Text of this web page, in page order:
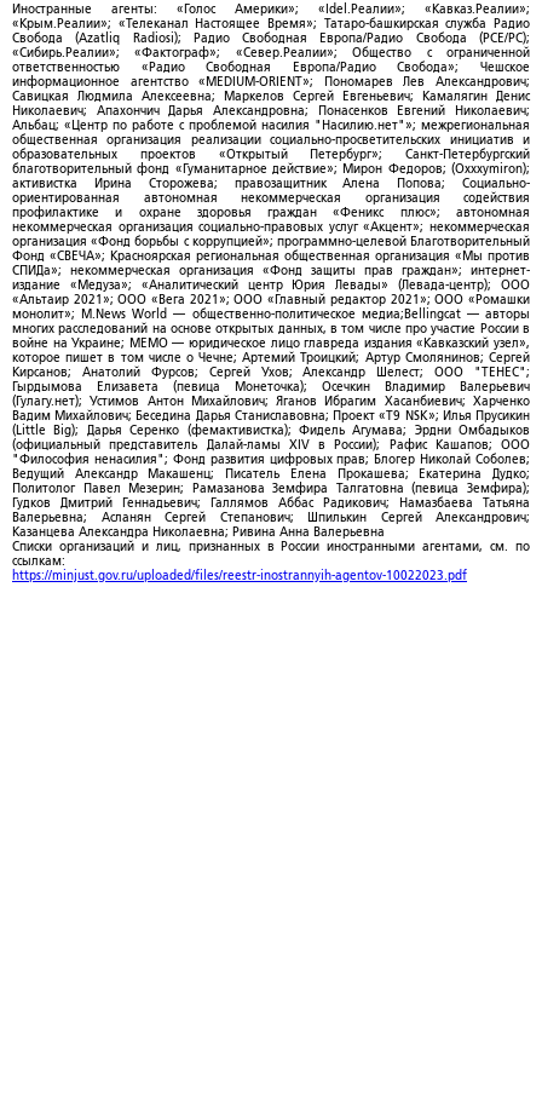
Иностранные агенты: «Голос Америки»; «Idel.Реалии»; «Кавказ.Реалии»;
«Крым.Реалии»; «Телеканал Настоящее Время»; Татаро-башкирская служба Радио
Свобода (Azatliq Radiosi); Радио Свободная Европа/Радио Свобода (PCE/PC);
«Сибирь.Реалии»; «Фактограф»; «Север.Реалии»; Общество с ограниченной
ответственностью «Радио Свободная Европа/Радио Свобода»; Чешское
информационное агентство «MEDIUM-ORIENT»; Пономарев Лев Александрович;
Савицкая Людмила Алексеевна; Маркелов Сергей Евгеньевич; Камалягин Денис
Николаевич; Апахончич Дарья Александровна; Понасенков Евгений Николаевич;
Альбац; «Центр по работе с проблемой насилия "Насилию.нет"»; межрегиональная
общественная организация реализации социально-просветительских инициатив и
образовательных проектов «Открытый Петербург»; Санкт-Петербургский
благотворительный фонд «Гуманитарное действие»; Мирон Федоров; (Oxxxymiron);
активистка Ирина Сторожева; правозащитник Алена Попова; Социально-
ориентированная автономная некоммерческая организация содействия
профилактике и охране здоровья граждан «Феникс плюс»; автономная
некоммерческая организация социально-правовых услуг «Акцент»; некоммерческая
организация «Фонд борьбы с коррупцией»; программно-целевой Благотворительный
Фонд «СВЕЧА»; Красноярская региональная общественная организация «Мы против
СПИДа»; некоммерческая организация «Фонд защиты прав граждан»; интернет-
издание «Медуза»; «Аналитический центр Юрия Левады» (Левада-центр); ООО
«Альтаир 2021»; ООО «Вега 2021»; ООО «Главный редактор 2021»; ООО «Ромашки
монолит»; M.News World — общественно-политическое медиа;Bellingcat — авторы
многих расследований на основе открытых данных, в том числе про участие России в
войне на Украине; МЕМО — юридическое лицо главреда издания «Кавказский узел»,
которое пишет в том числе о Чечне; Артемий Троицкий; Артур Смолянинов; Сергей
Кирсанов; Анатолий Фурсов; Сергей Ухов; Александр Шелест; ООО "ТЕНЕС";
Гырдымова Елизавета (певица Монеточка); Осечкин Владимир Валерьевич
(Гулагу.нет); Устимов Антон Михайлович; Яганов Ибрагим Хасанбиевич; Харченко
Вадим Михайлович; Беседина Дарья Станиславовна; Проект «T9 NSK»; Илья Прусикин
(Little Big); Дарья Серенко (фемактивистка); Фидель Агумава; Эрдни Омбадыков
(официальный представитель Далай-ламы XIV в России); Рафис Кашапов; ООО
"Философия ненасилия"; Фонд развития цифровых прав; Блогер Николай Соболев;
Ведущий Александр Макашенц; Писатель Елена Прокашева; Екатерина Дудко;
Политолог Павел Мезерин; Рамазанова Земфира Талгатовна (певица Земфира);
Гудков Дмитрий Геннадьевич; Галлямов Аббас Радикович; Намазбаева Татьяна
Валерьевна; Асланян Сергей Степанович; Шпилькин Сергей Александрович;
Казанцева Александра Николаевна; Ривина Анна Валерьевна
Списки организаций и лиц, признанных в России иностранными агентами, см. по
ссылкам:
https://minjust.gov.ru/uploaded/files/reestr-inostrannyih-agentov-10022023.pdf